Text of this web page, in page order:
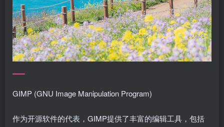
GIMP (GNU Image Manipulation Program)
作为开源软件的代表，GIMP提供了丰富的编辑工具，包括